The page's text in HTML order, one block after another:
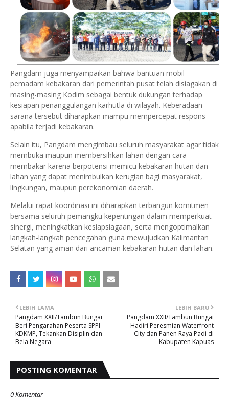
Pangdam juga menyampaikan bahwa bantuan mobil
pemadam kebakaran dari pemerintah pusat telah disiagakan di
masing-masing Kodim sebagai bentuk dukungan terhadap
kesiapan penanggulangan karhutla di wilayah. Keberadaan
sarana tersebut diharapkan mampu mempercepat respons
apabila terjadi kebakaran.
Selain itu, Pangdam mengimbau seluruh masyarakat agar tidak
membuka maupun membersihkan lahan dengan cara
membakar karena berpotensi memicu kebakaran hutan dan
lahan yang dapat menimbulkan kerugian bagi masyarakat,
lingkungan, maupun perekonomian daerah.
Melalui rapat koordinasi ini diharapkan terbangun komitmen
bersama seluruh pemangku kepentingan dalam memperkuat
sinergi, meningkatkan kesiapsiagaan, serta mengoptimalkan
langkah-langkah pencegahan guna mewujudkan Kalimantan
Selatan yang aman dari ancaman kebakaran hutan dan lahan.
LEBIH BARU
Pangdam XXII/Tambun Bungai
Hadiri Peresmian Waterfront
City dan Panen Raya Padi di
Kabupaten Kapuas
LEBIH LAMA
Pangdam XXII/Tambun Bungai
Beri Pengarahan Peserta SPPI
KDKMP, Tekankan Disiplin dan
Bela Negara
POSTING KOMENTAR
0 Komentar